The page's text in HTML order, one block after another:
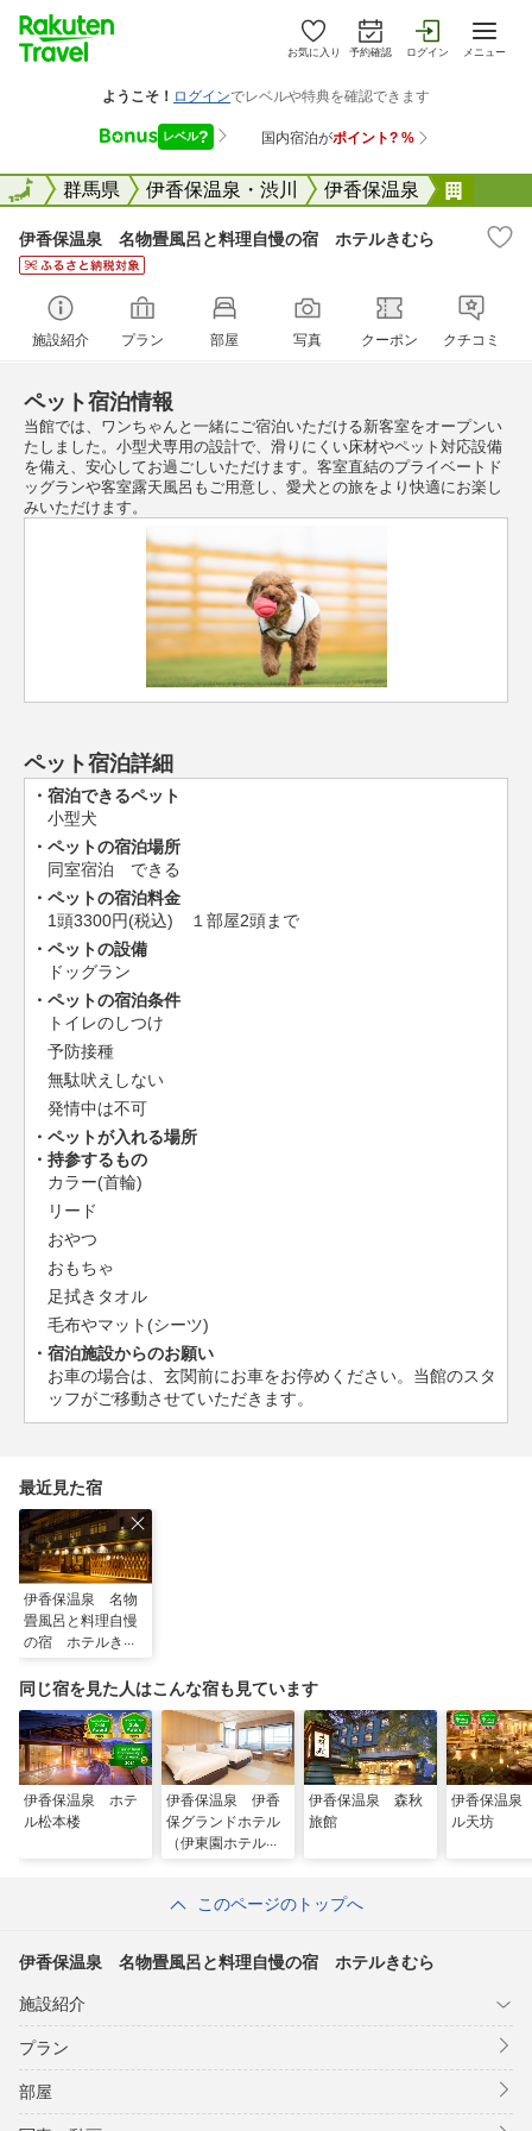
お気に入り 予約確認 ログイン メニュー
全国群馬県 伊香保温泉・渋川 伊香保温泉
全国
伊香保温泉 名物畳風呂と料理自慢の宿 ホテルきむら
施設紹介 プラン 部屋 写真 クーポン クチコミ
ペット宿泊情報
当館では、ワンちゃんと一緒にご宿泊いただける新客室をオープンい
たしました。小型犬専用の設計で、滑りにくい床材やペット対応設備
を備え、安心してお過ごしいただけます。客室直結のプライベートド
ッグランや客室露天風呂もご用意し、愛犬との旅をより快適にお楽し
みいただけます。
ペット宿泊詳細
宿泊できるペット
小型犬
ペットの宿泊場所
同室宿泊 できる
ペットの宿泊料金
1頭3300円(税込) １部屋2頭まで
ペットの設備
ドッグラン
ペットの宿泊条件
トイレのしつけ
予防接種
無駄吠えしない
発情中は不可
ペットが入れる場所
持参するもの
カラー(首輪)
リード
おやつ
おもちゃ
足拭きタオル
毛布やマット(シーツ)
宿泊施設からのお願い
お車の場合は、玄関前にお車をお停めください。当館のスタ
ッフがご移動させていただきます。
最近見た宿
伊香保温泉 名物
畳風呂と料理自慢
の宿 ホテルきむ
同じ宿を見た人はこんな宿も見ています
伊香保温泉 ホテ
ル松本楼
伊香保温泉 伊香
保グランドホテル
（伊東園ホテル
伊香保温泉 森秋
旅館
伊香保温
ル天坊
このページのトップへ
伊香保温泉 名物畳風呂と料理自慢の宿 ホテルきむら
施設紹介
プラン
部屋